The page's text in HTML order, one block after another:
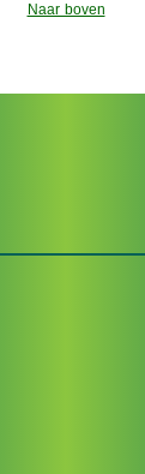
Naar boven